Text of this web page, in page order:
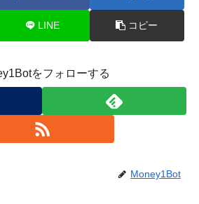
LINE コピー
をフォローする
Money1Bot